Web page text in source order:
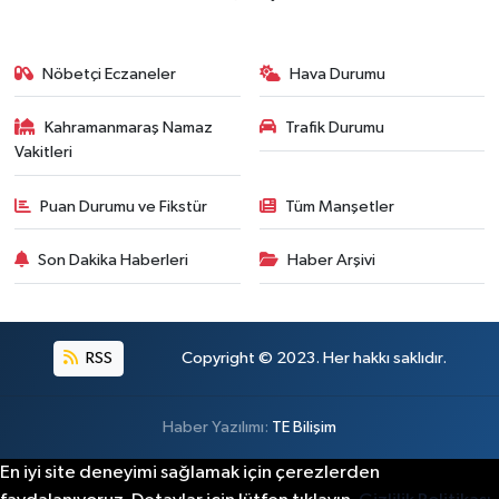
Nöbetçi Eczaneler Hava Durumu
Kahramanmaraş Namaz
Vakitleri
Trafik Durumu
Puan Durumu ve Fikstür Tüm Manşetler
Son Dakika Haberleri Haber Arşivi
RSS Copyright © 2023. Her hakkı saklıdır.
Haber Yazılımı: TE Bilişim
En iyi site deneyimi sağlamak için çerezlerden